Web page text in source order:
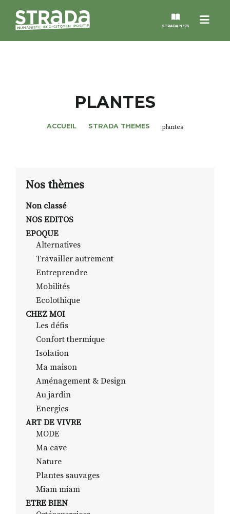
Menu
STRADA N°73
NOS THÈMES
ALTER STRADA
ROSÉE DE MAI
RECHERCHER
PLANTES
ACCUEIL STRADA THEMES plantes
Nos thèmes
Non classé
NOS EDITOS
EPOQUE
Alternatives
Travailler autrement
Entreprendre
Mobilités
Ecolothique
CHEZ MOI
Les défis
Confort thermique
Isolation
Ma maison
Aménagement & Design
Au jardin
Energies
ART DE VIVRE
MODE
Ma cave
Nature
Plantes sauvages
Miam miam
ETRE BIEN